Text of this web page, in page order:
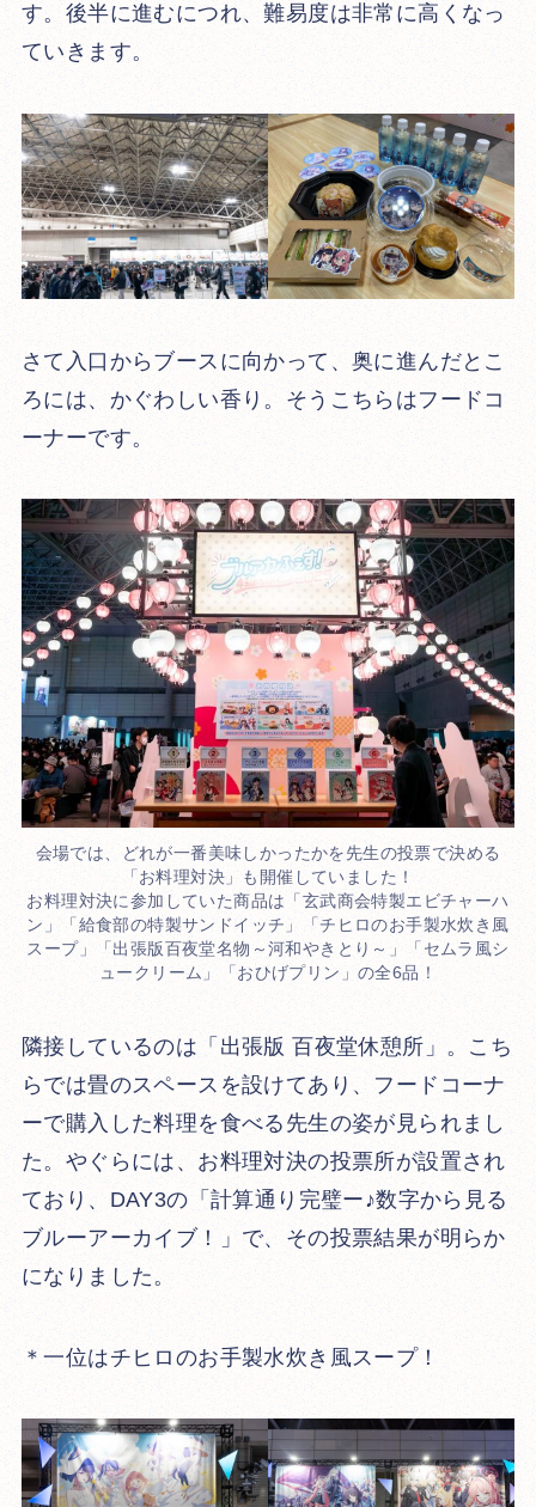
す。後半に進むにつれ、難易度は非常に高くなっ
ていきます。
さて入口からブースに向かって、奥に進んだとこ
ろには、かぐわしい香り。そうこちらはフードコ
ーナーです。
会場では、どれが一番美味しかったかを先生の投票で決める
「お料理対決」も開催していました！
お料理対決に参加していた商品は「玄武商会特製エビチャーハ
ン」「給食部の特製サンドイッチ」「チヒロのお手製水炊き風
スープ」「出張版百夜堂名物～河和やきとり～」「セムラ風シ
ュークリーム」「おひげプリン」の全6品！
隣接しているのは「出張版 百夜堂休憩所」。こち
らでは畳のスペースを設けてあり、フードコーナ
ーで購入した料理を食べる先生の姿が見られまし
た。やぐらには、お料理対決の投票所が設置され
ており、DAY3の「計算通り完璧ー♪数字から見る
ブルーアーカイブ！」で、その投票結果が明らか
になりました。
＊一位はチヒロのお手製水炊き風スープ！